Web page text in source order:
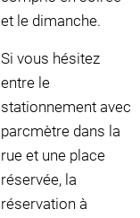
et le dimanche.
Si vous hésitez
entre le
stationnement avec
parcmètre dans la
rue et une place
réservée, la
réservation à